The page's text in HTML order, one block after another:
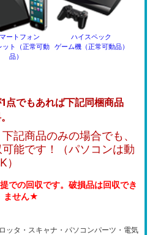
ートフォン
ット（正常可動
品）
ハイスペック
ゲーム機（正常可動品）
点でもあれば下記同梱商品
記商品のみの場合でも、
能です！（パソコンは動
での回収です。破損品は回収でき
ません★
ッタ・スキャナ・パソコンパーツ・電気